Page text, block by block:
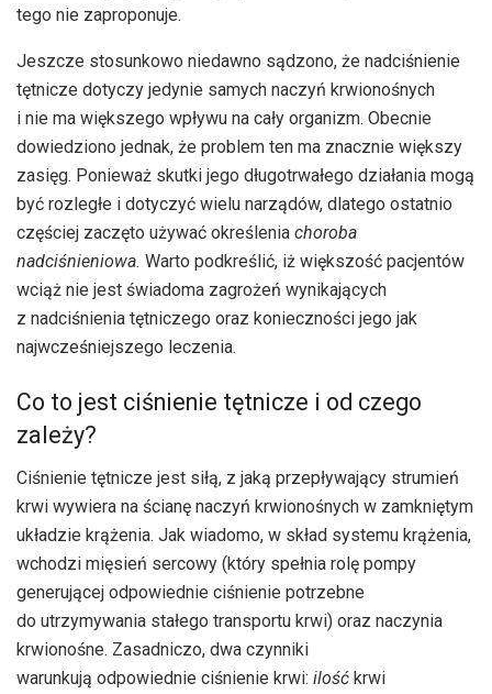
tego nie zaproponuje.
Jeszcze stosunkowo niedawno sądzono, że nadciśnienie
tętnicze dotyczy jedynie samych naczyń krwionośnych
i nie ma większego wpływu na cały organizm. Obecnie
dowiedziono jednak, że problem ten ma znacznie większy
zasięg. Ponieważ skutki jego długotrwałego działania mogą
być rozległe i dotyczyć wielu narządów, dlatego ostatnio
częściej zaczęto używać określenia choroba
nadciśnieniowa. Warto podkreślić, iż większość pacjentów
wciąż nie jest świadoma zagrożeń wynikających
z nadciśnienia tętniczego oraz konieczności jego jak
najwcześniejszego leczenia.
Co to jest ciśnienie tętnicze i od czego
zależy?
Ciśnienie tętnicze jest siłą, z jaką przepływający strumień
krwi wywiera na ścianę naczyń krwionośnych w zamkniętym
układzie krążenia. Jak wiadomo, w skład systemu krążenia,
wchodzi mięsień sercowy (który spełnia rolę pompy
generującej odpowiednie ciśnienie potrzebne
do utrzymywania stałego transportu krwi) oraz naczynia
krwionośne. Zasadniczo, dwa czynniki
warunkują odpowiednie ciśnienie krwi: ilość krwi